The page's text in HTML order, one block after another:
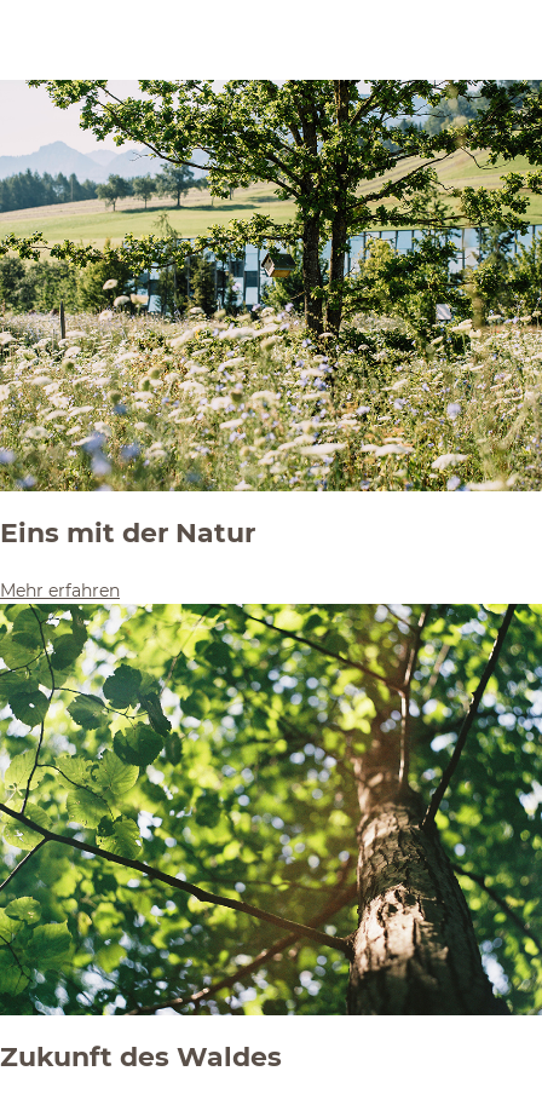
Eins mit der Natur
Mehr erfahren
Zukunft des Waldes